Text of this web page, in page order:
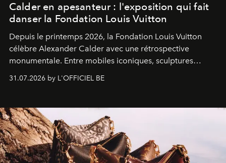
Calder en apesanteur : l'exposition qui fait
danser la Fondation Louis Vuitton
Depuis le printemps 2026, la Fondation Louis Vuitton
célèbre Alexander Calder avec une rétrospective
monumentale. Entre mobiles iconiques, sculptures
monumentales et poésie du mouvement, l'artiste
américain investit les espaces imaginés par Frank Gehry
sculpture.
31.07.2026 by L'OFFICIEL BE